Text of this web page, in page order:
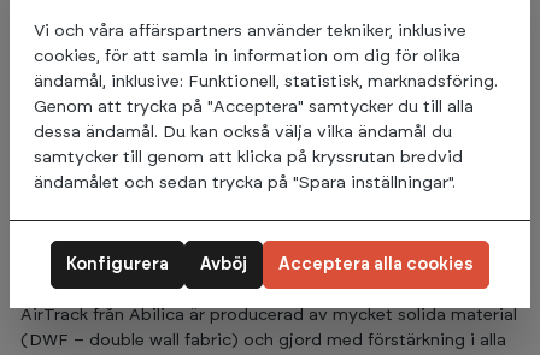
Passar för både nybörjare och aktiva utövare. Kan användas
både inne och ute, och i vatten. Perfekt för att öva på hjul,
flick-flack, araber, salto och andra övningar. Lämpar sig
mycket väl som träningsmatta för gymnastik, cheerleading
och tumbling.
och 10 cm tjocklek på mattan. Max användarvikt är 150 kg.
Färgen är svart/grå kombination.
AirTrack från Abilica är producerad av mycket solida material
(DWF – double wall fabric) och gjord med förstärkning i alla
Vi och våra affärspartners använder tekniker, inklusive
cookies, för att samla in information om dig för olika
ändamål, inklusive: Funktionell, statistisk, marknadsföring.
Genom att trycka på "Acceptera" samtycker du till alla
dessa ändamål. Du kan också välja vilka ändamål du
samtycker till genom att klicka på kryssrutan bredvid
ändamålet och sedan trycka på "Spara inställningar".
Avböj
Konfigurera Acceptera alla cookies